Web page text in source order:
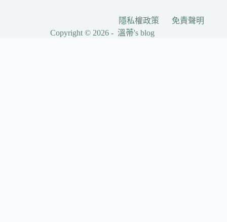
隱私權政策
免責聲明
Copyright © 2026 - 溫蒂's blog